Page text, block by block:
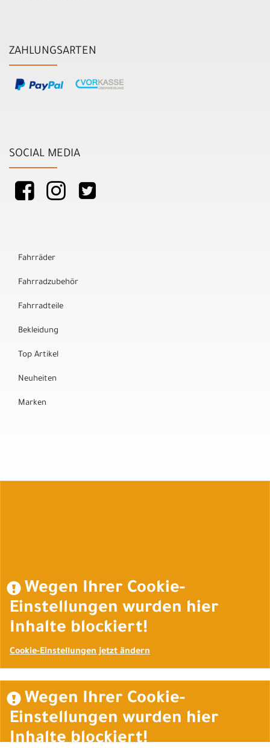
ZAHLUNGSARTEN
SOCIAL MEDIA
Fahrräder
Fahrradzubehör
Fahrradteile
Bekleidung
Top Artikel
Neuheiten
Marken
Wegen Ihrer Cookie-
Einstellungen wurden hier
Inhalte blockiert!
Cookie-Einstellungen jetzt ändern
Wegen Ihrer Cookie-
Einstellungen wurden hier
Inhalte blockiert!